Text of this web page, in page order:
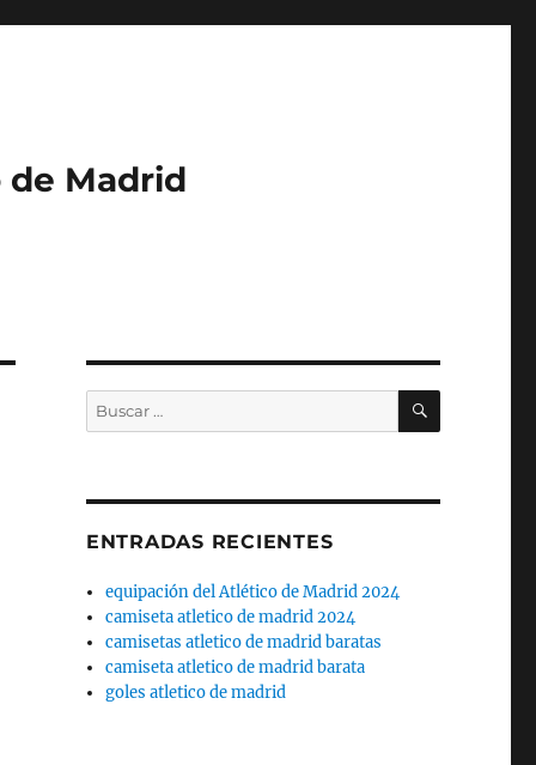
de Madrid
Buscar
por:
BUSCAR
ENTRADAS RECIENTES
equipación del Atlético de Madrid 2024
camiseta atletico de madrid 2024
camisetas atletico de madrid baratas
camiseta atletico de madrid barata
goles atletico de madrid